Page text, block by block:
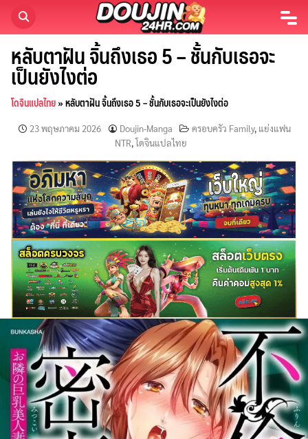
content
หลับตาฝัน จิ้นถึงเธอ 5 – ชั้นกับเธอจะ
เป็นยังไงต่อ
โดจินแปลไทย»หลับตาฝัน จิ้นถึงเธอ 5 – ชั้นกับเธอจะเป็นยังไงต่อ
23 พฤษภาคม 2026 Doujin-Manga ครอบครัว Family, แย่งแฟน
NTR,โดจินแปลไทย